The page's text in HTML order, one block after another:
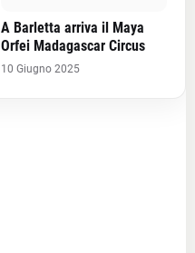
A Barletta arriva il Maya
Orfei Madagascar Circus
10 Giugno 2025